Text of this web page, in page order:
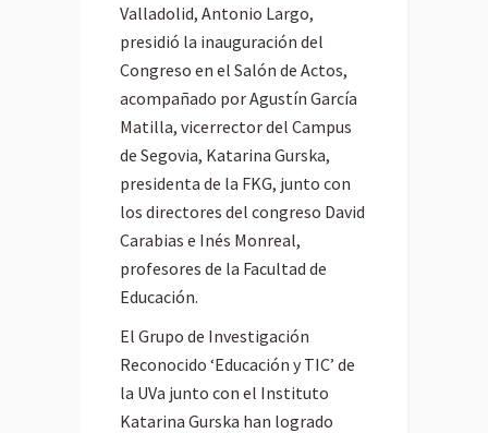
Valladolid, Antonio Largo,
presidió la inauguración del
Congreso en el Salón de Actos,
acompañado por Agustín García
Matilla, vicerrector del Campus
de Segovia, Katarina Gurska,
presidenta de la FKG, junto con
los directores del congreso David
Carabias e Inés Monreal,
profesores de la Facultad de
Educación.
El Grupo de Investigación
Reconocido ‘Educación y TIC’ de
la UVa junto con el Instituto
Katarina Gurska han logrado